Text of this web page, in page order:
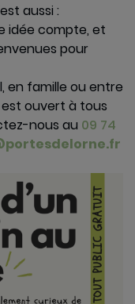
aussi :
idée compte, et
pour
en famille ou entre
ouvert à tous
nous au 09 74